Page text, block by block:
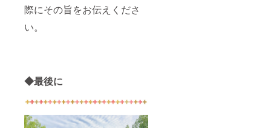
際にその旨をお伝えくださ
い。
◆最後に